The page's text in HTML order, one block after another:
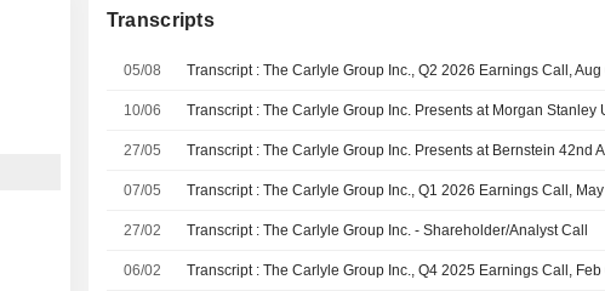
Transcripts
05/08 Transcript : The Carlyle Group Inc., Q2 2026 Earnings Call, Aug
10/06
27/05
07/05 Transcript : The Carlyle Group Inc., Q1 2026 Earnings Call,
27/02 Transcript : The Carlyle Group Inc. - Shareholder/Analyst Call
06/02 Transcript : The Carlyle Group Inc., Q4 2025 Earnings Call, Feb